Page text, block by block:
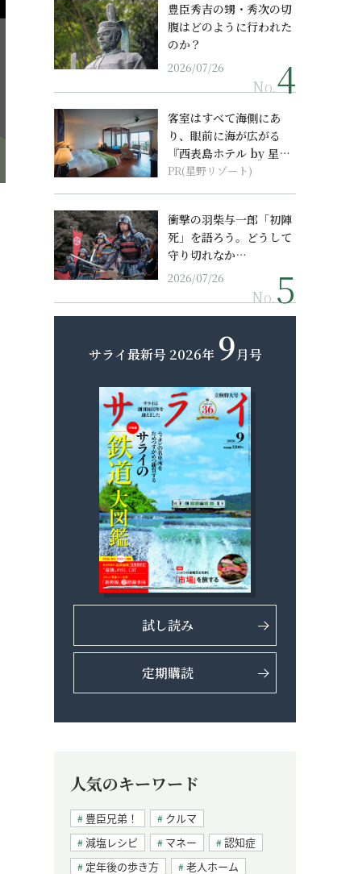
豊臣秀吉の甥・秀次の切
腹はどのように行われた
のか？
2026/07/26
No.
客室はすべて海側にあ
り、眼前に海が広がる
『西表島ホテル by 星野
リゾート』
PR(星野リゾート)
衝撃の羽柴与一郎「初陣
死」を語ろう。どうして
守り切れなか…
2026/07/26
No.
サライ最新号 2026年 9月号
試し読み
定期購読
人気のキーワード
豊臣兄弟！
クルマ
減塩レシピ
マネー
認知症
定年後の歩き方
老人ホーム